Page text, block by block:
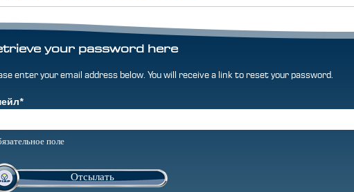
your password here
enter your email address below. You will receive a link to reset your password.
*
поле